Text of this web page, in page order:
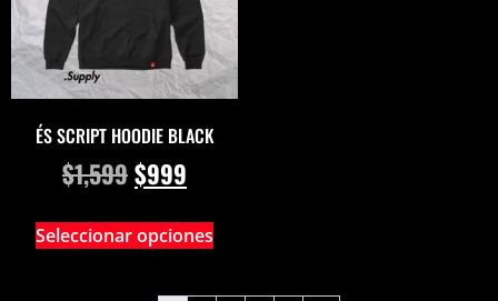
ÉS SCRIPT HOODIE BLACK
$1,599$999
Seleccionar opciones